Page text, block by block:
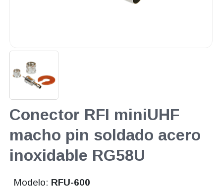
Conector RFI miniUHF
macho pin soldado acero
inoxidable RG58U
Modelo: RFU-600